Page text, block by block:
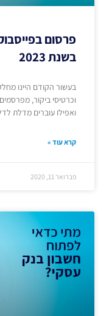
פרסום
בשנת 2023
בעשור הקודם היינו
וכרטיסי ביקור,
ואפילו עוברים מדלת
קרא עוד »
פברואר 11, 2020